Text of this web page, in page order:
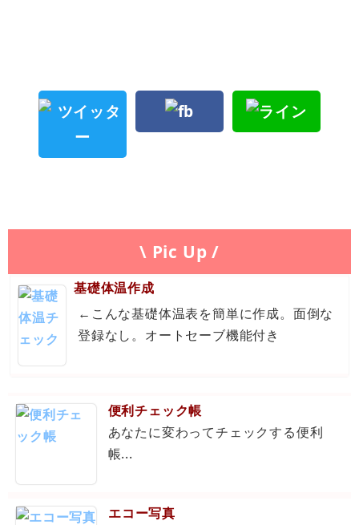
\ Pic Up /
基礎体温作成
←こんな基礎体温表を簡単に作成。面倒な
登録なし。オートセーブ機能付き
便利チェック帳
あなたに変わってチェックする便利
帳...
エコー写真